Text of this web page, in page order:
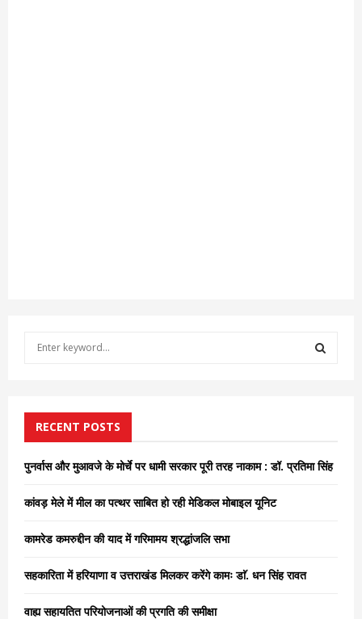
f
o
r
RECENT POSTS
पुनर्वास और मुआवजे के मोर्चे पर धामी सरकार पूरी तरह नाकाम : डॉ. प्रतिमा सिंह
कांवड़ मेले में मील का पत्थर साबित हो रही मेडिकल मोबाइल यूनिट
कामरेड कमरुद्दीन की याद में गरिमामय श्रद्धांजलि सभा
सहकारिता में हरियाणा व उत्तराखंड मिलकर करेंगे कामः डाॅ. धन सिंह रावत
वाह्य सहायतित परियोजनाओं की प्रगति की समीक्षा